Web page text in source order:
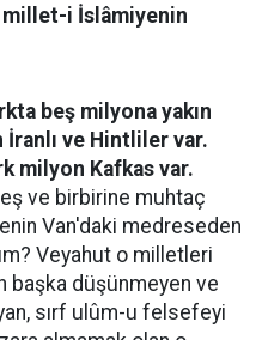
millet-i İslâmiyenin
beş milyona yakın
İranlı ve Hintliler var.
milyon Kafkas var.
ve birbirine muhtaç
Van'daki medreseden
Veyahut o milletleri
başka düşünmeyen ve
sırf ulûm-u felsefeyi